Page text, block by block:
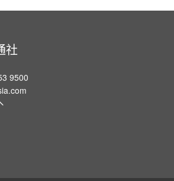
社
9500